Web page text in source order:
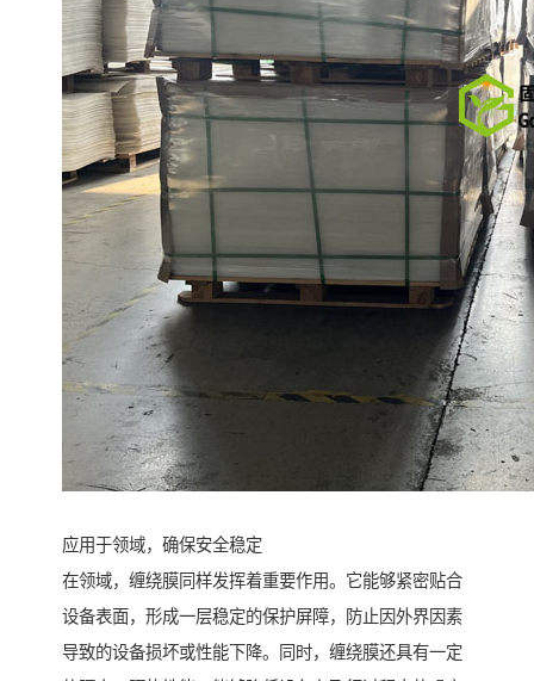
应用于领域，确保安全稳定
在领域，缠绕膜同样发挥着重要作用。它能够紧密贴合
设备表面，形成一层稳定的保护屏障，防止因外界因素
导致的设备损坏或性能下降。同时，缠绕膜还具有一定